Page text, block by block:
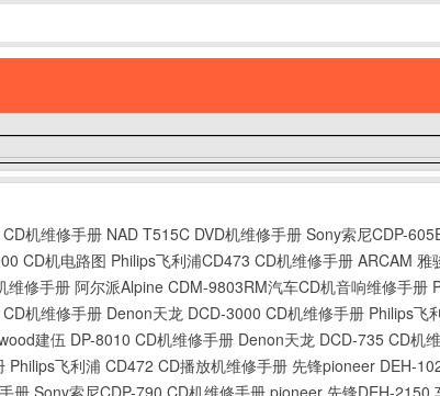
机维修手册 NAD T515C DVD机维修手册 Sony索尼CDP-
CD机电路图 Philips飞利浦CD473 CD机维修手册 ARCAM 雅
维修手册 阿尔派Alpine CDM-9803RM汽车CD机音响维修手册
机维修手册 Denon天龙 DCD-3000 CD机维修手册 Philips飞
建伍 DP-8010 CD机维修手册 Denon天龙 DCD-735 CD机
Philips飞利浦 CD472 CD播放机维修手册 先锋pioneer DEH-
册 Sony索尼CDP-790 CD机维修手册 pioneer 先锋DEH-2150